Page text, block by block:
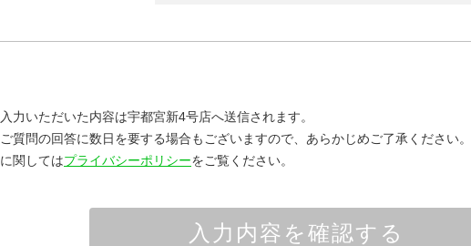
入力いただいた内容は宇都宮新4号店へ送信されます。
ご質問の回答に数日を要する場合もございますので、あらかじめご了承ください。
に関してはプライバシーポリシーをご覧ください。
入力内容を確認する